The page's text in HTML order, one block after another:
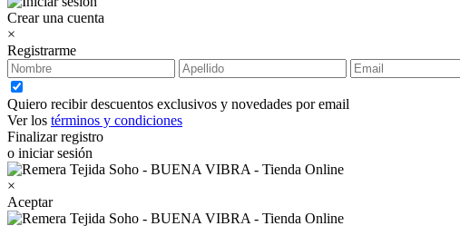
Crear una cuenta
×
Registrarme
Quiero recibir descuentos exclusivos y novedades por email
Ver los términos y condiciones
Finalizar registro
o iniciar sesión
×
Aceptar